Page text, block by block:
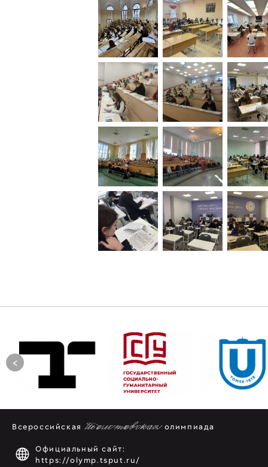
<
ВсероссийскаяТолстовскаяолимпиада
Официальный сайт:
https://olymp.tsput.ru/